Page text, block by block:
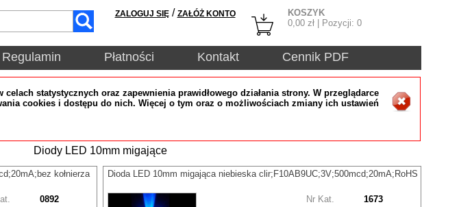
KOSZYK
0,00 zł | Pozycji: 0
Regulamin Płatności Kontakt Cennik PDF
ZALOGUJ SIĘ/ ZAŁÓŻ KONTO
statystycznych oraz zapewnienia prawidłowego działania strony. W przeglądarce
cookies i dostępu do nich. Więcej o tym oraz o możliwościach zmiany ich ustawień
Diody LED 10mm migające
kołnierza
0892
Dioda LED 10mm migająca niebieska clir;F10AB9UC;3V;500mcd;20mA;RoHS
Nr Kat. 1673